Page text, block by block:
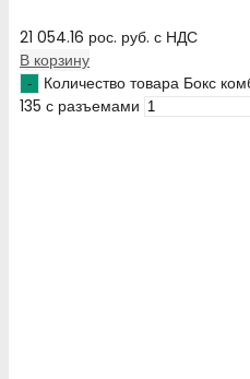
21 054.16 рос. руб. с НДС
В корзину
Количество товара Бокс
135 с разъемами